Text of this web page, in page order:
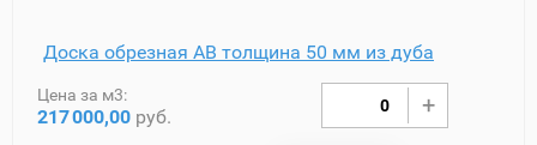
Доска обрезная AB толщина 50 мм из дуба
Цена за м3:
217000,00 руб.